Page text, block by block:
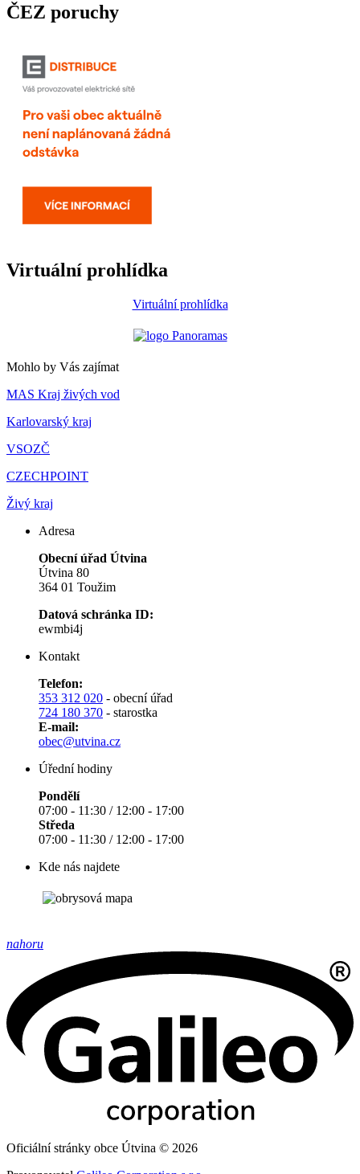
ČEZ poruchy
Virtuální prohlídka
Virtuální prohlídka
Mohlo by Vás zajímat
MAS Kraj živých vod
Karlovarský kraj
VSOZČ
CZECHPOINT
Živý kraj
Adresa
Obecní úřad Útvina
Útvina 80
364 01 Toužim
Datová schránka ID:
ewmbi4j
Kontakt
Telefon:
353 312 020 - obecní úřad
724 180 370 - starostka
E-mail:
obec@utvina.cz
Úřední hodiny
Pondělí
07:00 - 11:30 / 12:00 - 17:00
Středa
07:00 - 11:30 / 12:00 - 17:00
Kde nás najdete
nahoru
Oficiální stránky obce Útvina © 2026